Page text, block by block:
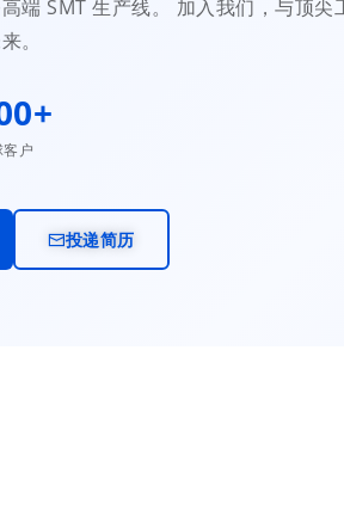
端 SMT 生产线。 加入我们，与顶尖
。
户
投递简历